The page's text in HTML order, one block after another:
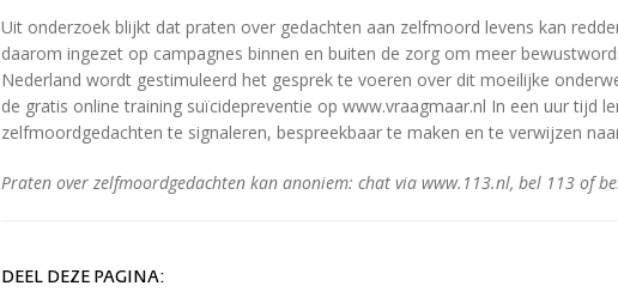
Uit onderzoek blijkt dat praten over gedachten aan zelfmoord levens kan
daarom ingezet op campagnes binnen en buiten de zorg om meer
Nederland wordt gestimuleerd het gesprek te voeren over dit moeilijke
de gratis online training suïcidepreventie op www.vraagmaar.nl In een uur tijd
zelfmoordgedachten te signaleren, bespreekbaar te maken en te verwijzen
Praten over zelfmoordgedachten kan anoniem: chat via www.113.nl, bel 113 of
DEEL DEZE PAGINA: